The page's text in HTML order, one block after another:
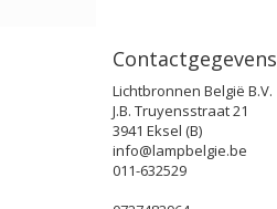
Contactgegevens
Lichtbronnen België B.V.
J.B. Truyensstraat 21
3941 Eksel (B)
info@lampbelgie.be
011-632529